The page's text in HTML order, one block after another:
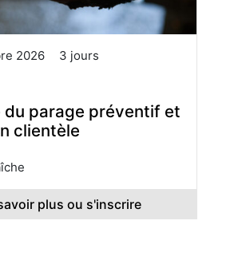
2026 3 jours
du parage préventif et
clientèle
plus ou s'inscrire